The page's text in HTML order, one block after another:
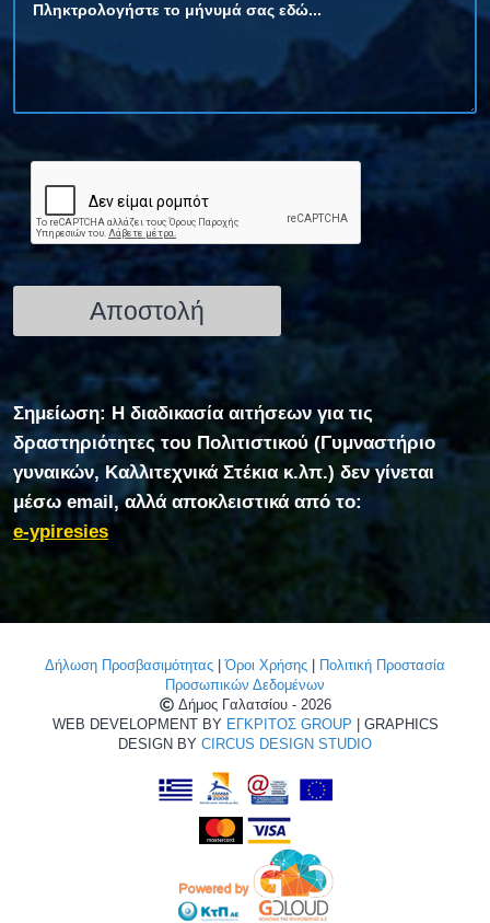
Σημείωση: Η διαδικασία αιτήσεων για τις
δραστηριότητες του Πολιτιστικού (Γυμναστήριο
γυναικών, Καλλιτεχνικά Στέκια κ.λπ.) δεν γίνεται
μέσω email, αλλά αποκλειστικά από το:
e-ypiresies
Δήλωση Προσβασιμότητας |Όροι Χρήσης
Πολιτική Προστασία
Προσωπικών Δεδομένων
Δήμος Γαλατσίου - 2026
WEB DEVELOPMENT BY ΕΓΚΡΙΤΟΣ GROUP | GRAPHICS
DESIGN BY CIRCUS DESIGN STUDIO